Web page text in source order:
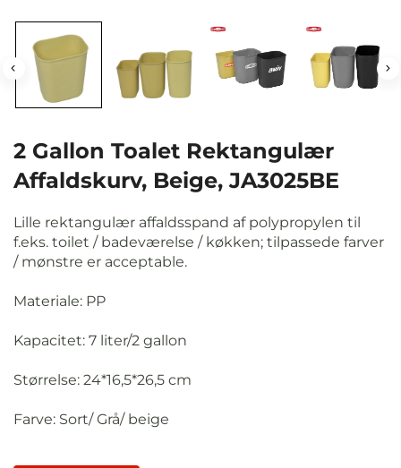
2 Gallon Toalet Rektangulær
Affaldskurv, Beige, JA3025BE
Lille rektangulær affaldsspand af polypropylen til
f.eks. toilet / badeværelse / køkken; tilpassede farver
/ mønstre er acceptable.
Materiale: PP
Kapacitet: 7 liter/2 gallon
Størrelse: 24*16,5*26,5 cm
Farve: Sort/Grå/ beige